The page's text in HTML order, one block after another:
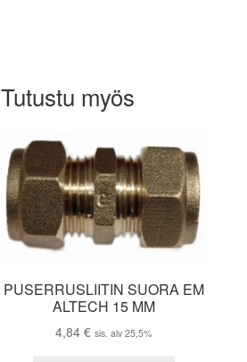
Tutustu myös
PUSERRUSLIITIN SUORA EM
ALTECH 15 MM
4,84€ sis. alv 25,5%